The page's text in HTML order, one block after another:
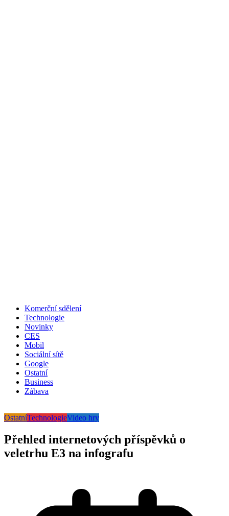
Komerční sdělení
Technologie
Novinky
CES
Mobil
Sociální sítě
Google
Ostatní
Business
Zábava
OstatníTechnologieVideo hry
Přehled internetových příspěvků o
veletrhu E3 na infografu